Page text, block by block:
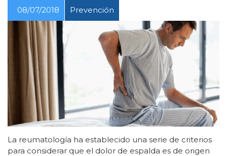
08/07/2018 Prevención
La reumatología ha establecido una serie de criterios
para considerar que el dolor de espalda es de origen